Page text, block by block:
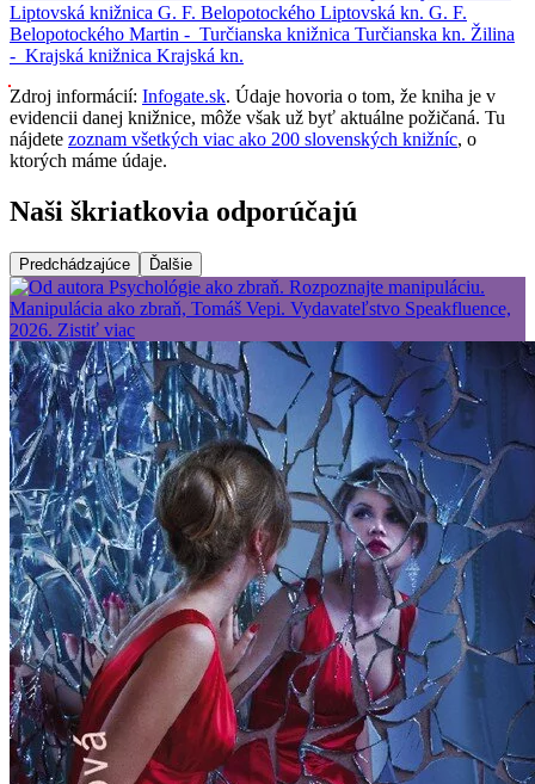
Liptovská knižnica G. F. Belopotockého Liptovská kn. G. F.
Belopotockého Martin - Turčianska knižnica Turčianska kn. Žilina
- Krajská knižnica Krajská kn.
Zdroj informácií: Infogate.sk. Údaje hovoria o tom, že kniha je v
evidencii danej knižnice, môže však už byť aktuálne požičaná. Tu
nájdete zoznam všetkých viac ako 200 slovenských knižníc, o
ktorých máme údaje.
Naši škriatkovia odporúčajú
Predchádzajúce Ďalšie